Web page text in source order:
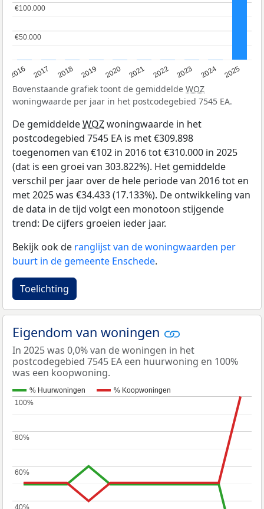
2016 2017 2018 2019 2020 2021 2022 2023 2024 2025
€50.000
€50.000
€100.000
€100.000
Bovenstaande grafiek toont de gemiddelde WOZ
woningwaarde per jaar in het postcodegebied 7545 EA.
De gemiddeldeWOZwoningwaarde in het
postcodegebied 7545 EA is met €309.898
toegenomen van €102 in 2016 tot €310.000 in 2025
(dat is een groei van 303.822%). Het gemiddelde
verschil per jaar over de hele periode van 2016 tot en
met 2025 was €34.433 (17.133%). De ontwikkeling van
de data in de tijd volgt een monotoon stijgende
trend: De cijfers groeien ieder jaar.
Bekijk ook de ranglijst van de woningwaarden per
buurt in de gemeente Enschede.
Toelichting
Eigendom van woningen
In 2025 was 0,0% van de woningen in het
postcodegebied 7545 EA een huurwoning en 100%
was een koopwoning.
% Huurwoningen % Koopwoningen
40%
40%
60%
60%
80%
80%
100%
100%